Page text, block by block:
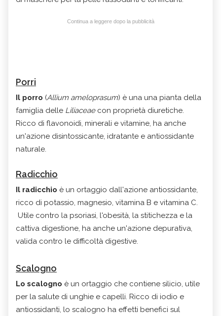
Continua a leggere dopo la pubblicità
Porri
Il porro (Allium ameloprasum) è una una pianta della
famiglia delle Liliaceaecon proprietà diuretiche.
Ricco di flavonoidi, minerali e vitamine, ha anche
un'azione disintossicante, idratante e antiossidante
naturale.
Radicchio
Il radicchio è un ortaggio dall'azione antiossidante,
ricco di potassio, magnesio, vitamina B e vitamina C.
Utile contro la psoriasi, l'obesità, la stitichezza e la
cattiva digestione, ha anche un'azione depurativa,
valida contro le difficoltà digestive.
Scalogno
Lo scalogno è un ortaggio che contiene silicio, utile
per la salute di unghie e capelli. Ricco di iodio e
antiossidanti, lo scalogno ha effetti benefici sul